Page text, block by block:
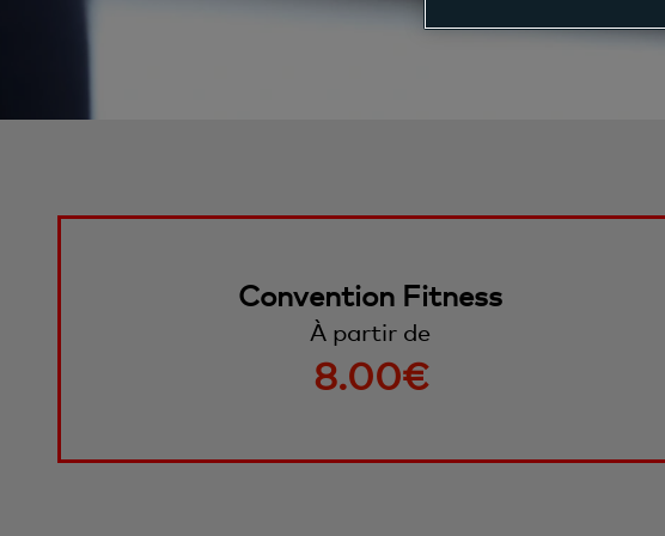
Convention Fitness
À partir de
8.00€